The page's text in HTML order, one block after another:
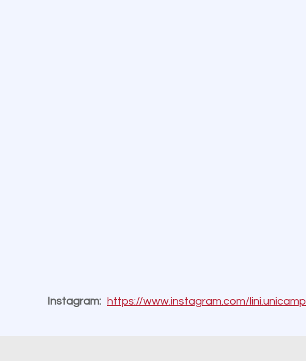
Instagram: https://www.instagram.com/lini.unicamp